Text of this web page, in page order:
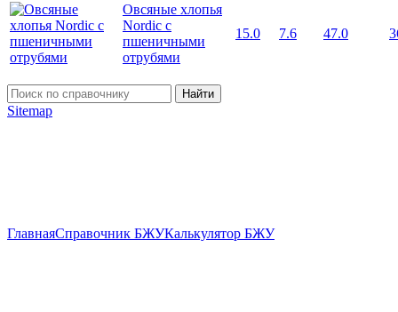
Овсяные хлопья
Nordic с
пшеничными
отрубями
15.0 7.6 47.0
Найти
Sitemap
ГлавнаяСправочник БЖУКалькулятор БЖУ